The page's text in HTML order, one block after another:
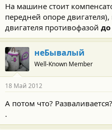
На машине стоит
передней опоре
двигателя противофазой до
неБывалый
Well-Known Member
18 Май 2012
А потом что? Разваливается?
.